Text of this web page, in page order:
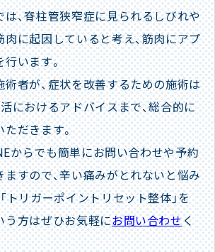
は、脊柱管狭窄症に見られるしびれや
に起因していると考え、筋肉にアプ
います。
者が、症状を改善するための施術は
におけるアドバイスまで、総合的に
だきます。
からでも簡単にお問い合わせや予約
すので、辛い痛みがとれないと悩み
トリガーポイントリセット整体」を
う方はぜひお気軽にお問い合わせく